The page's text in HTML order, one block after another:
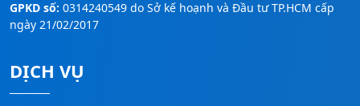
GPKD số: 0314240549 do Sở kế hoạnh và Đầu tư TP.HCM cấp
ngày 21/02/2017
DỊCH VỤ